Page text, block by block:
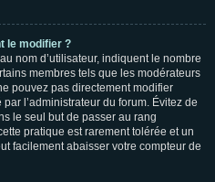
le modifier ?
nom d’utilisateur, indiquent le nombre
membres tels que les modérateurs
pouvez pas directement modifier
par l’administrateur du forum. Évitez de
le seul but de passer au rang
pratique est rarement tolérée et un
facilement abaisser votre compteur de